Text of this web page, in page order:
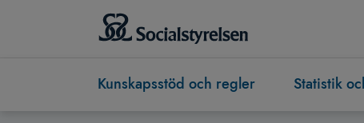
Kunskapsstöd och regler Statistik